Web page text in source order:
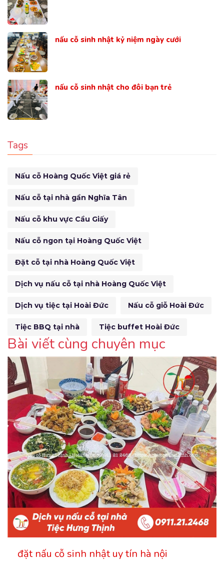
nấu cỗ sinh nhật kỷ niệm ngày cưới
nấu cỗ sinh nhật cho đôi bạn trẻ
Tags
Nấu cỗ Hoàng Quốc Việt giá rẻ
Nấu cỗ tại nhà gần Nghĩa Tân
Nấu cỗ khu vực Cầu Giấy
Nấu cỗ ngon tại Hoàng Quốc Việt
Đặt cỗ tại nhà Hoàng Quốc Việt
Dịch vụ nấu cỗ tại nhà Hoàng Quốc Việt
Dịch vụ tiệc tại Hoài Đức Nấu cỗ giỗ Hoài Đức
Tiệc BBQ tại nhà Tiệc buffet Hoài Đức
Bài viết cùng chuyên mục
đặt nấu cỗ sinh nhật uy tín hà nội